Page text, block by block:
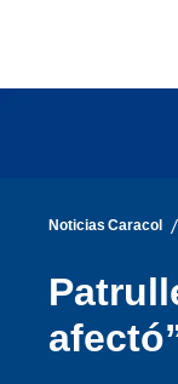
Noticias Caracol /